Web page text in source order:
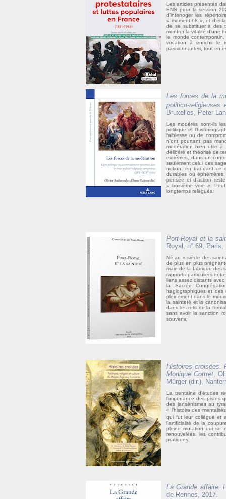
Les articles présentés
ENS pour la session
d’interroger les
« moment 68 », et
de se substituer à des
montrer la vitalité d’une
le monde
vocation à enrichir le
passionnantes, tout en
Les forces de la
politico-religieuses
Bruxelles, Peter
Les modérés sont-ils
politique et
faiblesse ou de
n’ont pourtant pas
modération bien utile à
délibéré et théorisé de
extrêmes, dans un
seulement celui des
notion, en traquant ce
durables ou
pensée et d’action
« troisième voie ».
longtemps relégués.
Port-Royal et la
Royal, n° 69, Paris,
Né au « siècle des
de plus en plus
main de la fabrique des
rapports particuliers
liens assez distants
la Sacrée
hagiographiques et des
pleinement dans le
la sainteté et la
dans les rets de la
sans avoir la sanction
souvenir.
Histoires croisées.
Monique Cottret,
Mürger (dir.),
La trentaine d’études
l’importance des pistes
des jansénismes au
« l’histoire des
qui fut leur collègue et
l’artificialité de la
pleine mutation qui se
renouvelées, les
pratiques.
La Grande affaire.
de Rennes, 2017.